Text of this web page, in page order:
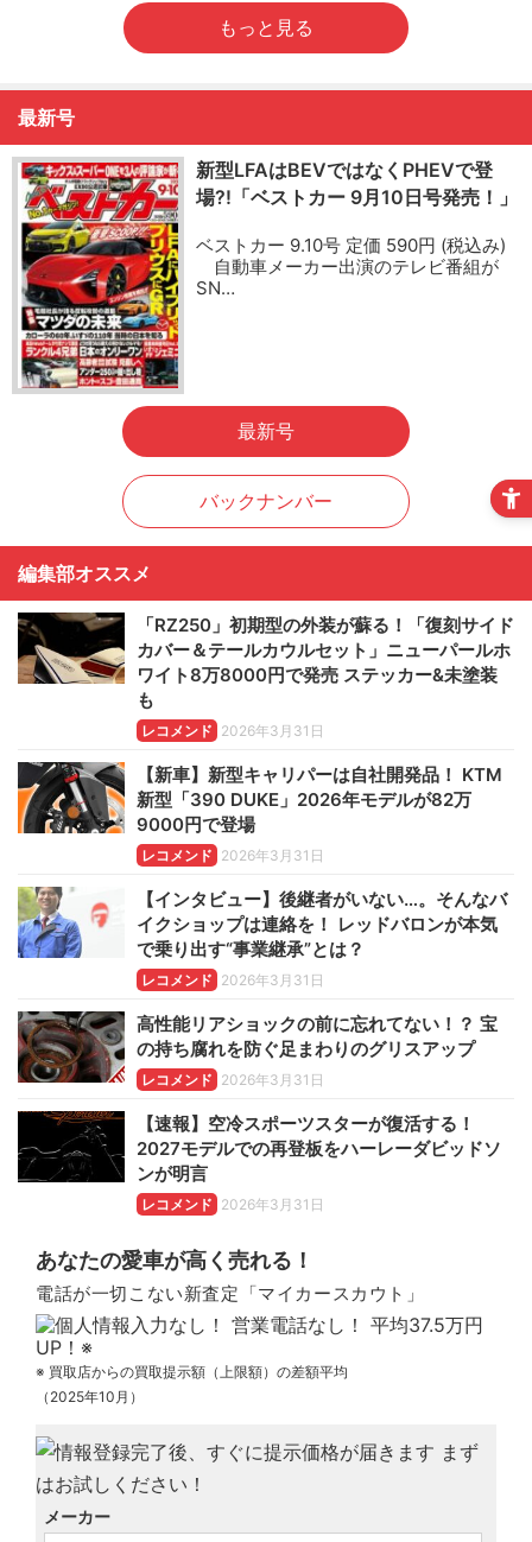
もっと見る
最新号
新型LFAはBEVではなくPHEVで登
場?!「ベストカー 9月10日号発売！」
ベストカー 9.10号 定価 590円 (税込み)
自動車メーカー出演のテレビ番組が
SN…
最新号
バックナンバー
編集部オススメ
「RZ250」初期型の外装が蘇る！「復刻サイド
カバー＆テールカウルセット」ニューパールホ
ワイト8万8000円で発売 ステッカー&未塗装
も
レコメンド 2026年3月31日
【新車】新型キャリパーは自社開発品！ KTM
新型「390 DUKE」2026年モデルが82万
9000円で登場
レコメンド 2026年3月31日
【インタビュー】後継者がいない…。そんなバ
イクショップは連絡を！ レッドバロンが本気
で乗り出す“事業継承”とは？
レコメンド 2026年3月31日
高性能リアショックの前に忘れてない！？ 宝
の持ち腐れを防ぐ足まわりのグリスアップ
レコメンド 2026年3月31日
【速報】空冷スポーツスターが復活する！
2027モデルでの再登板をハーレーダビッドソ
ンが明言
レコメンド 2026年3月31日
あなたの愛車が高く売れる！
電話が一切こない新査定「マイカースカウト」
※ 買取店からの買取提示額（上限額）の差額平均
（2025年10月）
メーカー